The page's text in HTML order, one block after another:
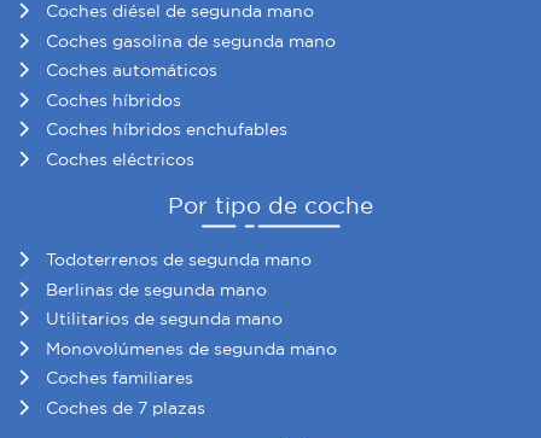
Coches diésel de segunda mano
Coches gasolina de segunda mano
Coches automáticos
Coches híbridos
Coches híbridos enchufables
Coches eléctricos
Por tipo de coche
Todoterrenos de segunda mano
Berlinas de segunda mano
Utilitarios de segunda mano
Monovolúmenes de segunda mano
Coches familiares
Coches de 7 plazas